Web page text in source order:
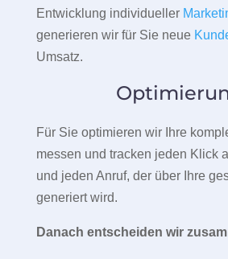
Entwicklung individueller
generieren wir für Sie neue
Umsatz.
Für Sie optimieren wir Ihre
messen und tracken jeden Klick
und jeden Anruf, der über Ihre
generiert wird.
Danach entscheiden wir